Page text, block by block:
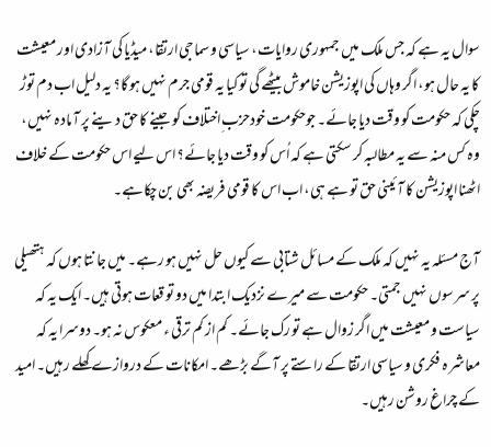
سوال یہ ہے کہ جس ملک میں جمہوری روایات، سیاسی و سماجی ارتقا، میڈیا کی آزادی اور معیشت
کا یہ حال ہو، اگر وہاں کی اپوزیشن خاموش بیٹھے گی تو کیا یہ قومی جرم نہیں ہو گا؟ یہ دلیل اب دم توڑ
چکی کہ حکومت کو وقت دیا جائے۔ جوحکومت خودحزب ِاختلاف کو جینے کا حق دینے پر آمادہ نہیں،
وہ کس منہ سے یہ مطالبہ کر سکتی ہے کہ اُس کو وقت دیا جائے؟ اس لیے اس حکومت کے خلاف
اٹھنا اپوزیشن کا آئینی حق تو ہے ہی، اب اس کا قومی فریضہ بھی بن چکاہے۔
آج مسئلہ یہ نہیں کہ ملک کے مسائل شتابی سے کیوں حل نہیں ہو رہے۔ میں جانتا ہوں کہ ہتھیلی
پر سرسوں نہیں جمتی۔ حکومت سے میرے نزدیک ابتدا میں دو تو قعات ہوتی ہیں۔ ایک یہ کہ
سیاست و معیشت میں اگر زوال ہے تو رک جائے۔ کم از کم ترقی ء معکوس نہ ہو۔ دوسرا یہ کہ
معاشرہ فکری و سیاسی ارتقا کے راستے پر آگے بڑھے۔ امکانات کے دروازے کھلے رہیں۔ امید
کے چراغ روشن رہیں۔